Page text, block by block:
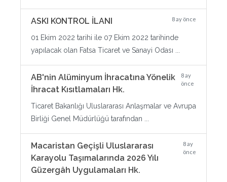
ASKI KONTROL İLANI 8 ay önce
01 Ekim 2022 tarihi ile 07 Ekim 2022 tarihinde
yapılacak olan Fatsa Ticaret ve Sanayi Odası ...
AB'nin Alüminyum İhracatına Yönelik
İhracat Kısıtlamaları Hk.
8 ay
önce
Ticaret Bakanlığı Uluslararası Anlaşmalar ve Avrupa
Birliği Genel Müdürlüğü tarafından ...
Macaristan Geçişli Uluslararası
Karayolu Taşımalarında 2026 Yılı
Güzergâh Uygulamaları Hk.
8 ay
önce